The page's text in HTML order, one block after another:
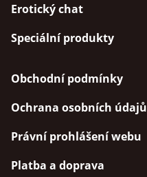
Erotický chat
Speciální produkty
Obchodní podmínky
Ochrana osobních údajů
Právní prohlášení webu
Platba a doprava